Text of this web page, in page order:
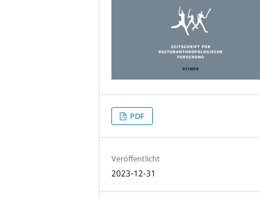
PDF
Veröffentlicht
2023-12-31